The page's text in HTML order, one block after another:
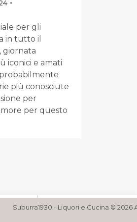
per gli
in tutto il
giornata
iconici e amati
più conosciute
per
per questo
Suburra1930 - Liquori e Cucina © 2026
privacy Informativa sulla raccolta